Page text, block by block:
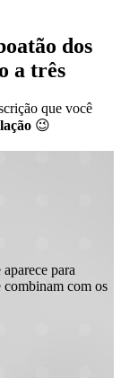
dos
a três
que você
😉
para
combinam com os